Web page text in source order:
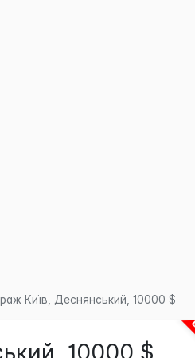
Київ, Деснянський, 10000 $
10000 $